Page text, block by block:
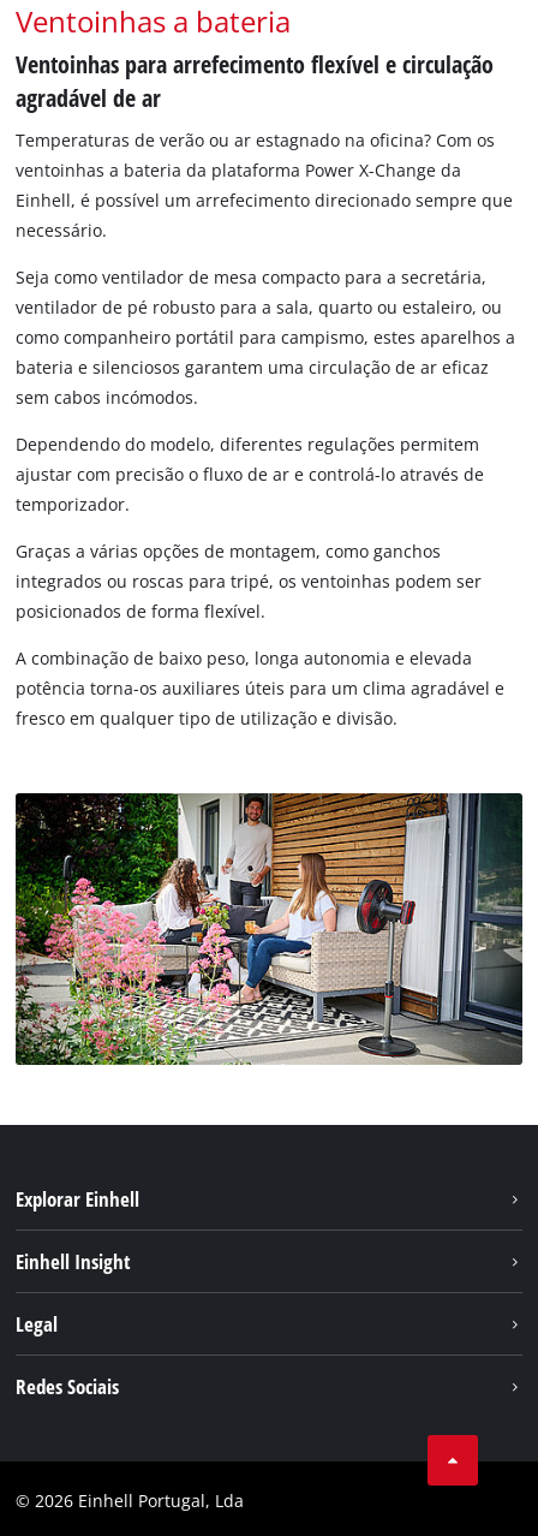
Ventoinhas a bateria
Ventoinhas para arrefecimento flexível e circulação
agradável de ar
Temperaturas de verão ou ar estagnado na oficina? Com os
ventoinhas a bateria da plataforma Power X-Change da
Einhell, é possível um arrefecimento direcionado sempre que
necessário.
Seja como ventilador de mesa compacto para a secretária,
ventilador de pé robusto para a sala, quarto ou estaleiro, ou
como companheiro portátil para campismo, estes aparelhos a
bateria e silenciosos garantem uma circulação de ar eficaz
sem cabos incómodos.
Dependendo do modelo, diferentes regulações permitem
ajustar com precisão o fluxo de ar e controlá-lo através de
temporizador.
Graças a várias opções de montagem, como ganchos
integrados ou roscas para tripé, os ventoinhas podem ser
posicionados de forma flexível.
A combinação de baixo peso, longa autonomia e elevada
potência torna-os auxiliares úteis para um clima agradável e
fresco em qualquer tipo de utilização e divisão.
Explorar Einhell
Serviço
Einhell Insight
Carreira
Legal
Conformidade
Redes Sociais
Instagram
© 2026 Einhell Portugal, Lda